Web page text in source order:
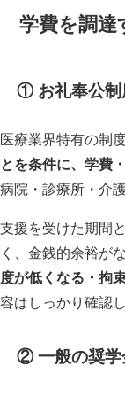
学費を調達
① お礼奉公制
医療業界特有の制度
とを条件に、学費
病院・診療所・介
支援を受けた期間
く、金銭的余裕が
度が低くなる・拘
容はしっかり確認
② 一般の奨学